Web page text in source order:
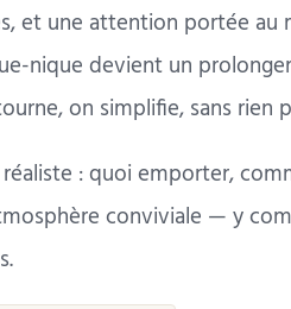
et une attention portée au
nique devient un
on simplifie, sans rien
: quoi emporter,
conviviale — y